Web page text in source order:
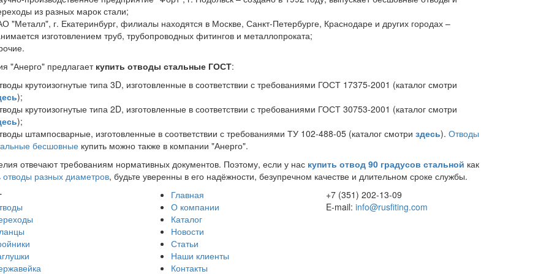
из разных марок стали;
"Металл", г. Екатеринбург, филиалы находятся в Москве, Санкт-Петербурге, Краснодаре и других городах –
изготовлением труб, трубопроводных фитингов и металлопроката;
"Анерго" предлагаеткупить отводы стальные ГОСТ:
крутоизогнутые типа 3D, изготовленные в соответствии с требованиями ГОСТ 17375-2001 (каталог смотри
);
крутоизогнутые типа 2D, изготовленные в соответствии с требованиями ГОСТ 30753-2001 (каталог смотри
);
штампосварные, изготовленные в соответствии с требованиями ТУ 102-488-05 (каталог смотри здесь). Отводы
бесшовныекупить можно также в компании "Анерго".
отвечают требованиям нормативных документов. Поэтому, если у нас купить отвод 90 градусов стальной как
отводы разных диаметров, будьте уверенны в его надёжности, безупречном качестве и длительном сроке службы.
Главная
О компании
Каталог
Новости
Статьи
Наши клиенты
Контакты
+7 (351) 202-13-09
E-mail: info@rusfiting.com